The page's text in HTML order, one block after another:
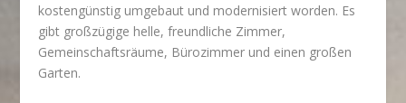
kostengünstig umgebaut und modernisiert worden. Es
gibt großzügige helle, freundliche Zimmer,
Gemeinschaftsräume, Bürozimmer und einen großen
Garten.